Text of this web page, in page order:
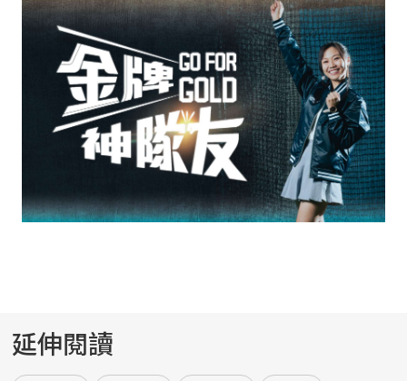
延伸閱讀